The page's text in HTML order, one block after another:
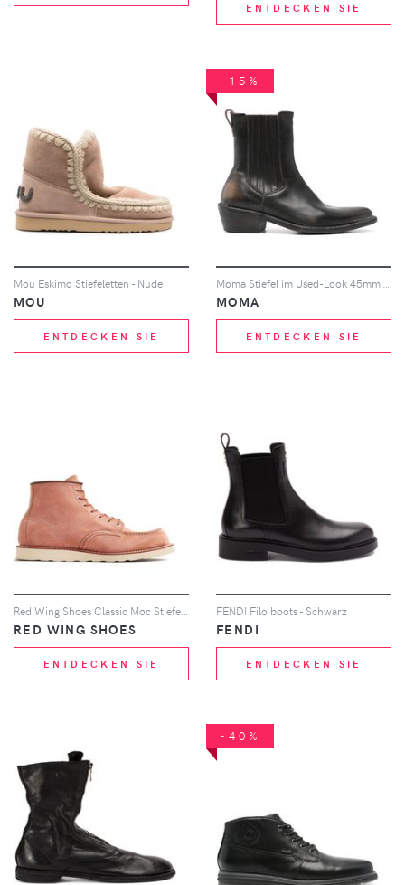
ENTDECKEN SIE
Mou Eskimo Stiefeletten - Nude
MOU
ENTDECKEN SIE
-15%
MOMA
ENTDECKEN SIE
RED WING SHOES
ENTDECKEN SIE
FENDI Filo boots - Schwarz
FENDI
ENTDECKEN SIE
-40%